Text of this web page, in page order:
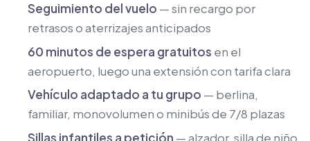
Seguimiento del vuelo — sin recargo por
retrasos o aterrizajes anticipados
60 minutos de espera gratuitos en el
aeropuerto, luego una extensión con tarifa clara
Vehículo adaptado a tu grupo — berlina,
familiar, monovolumen o minibús de 7/8 plazas
Sillas infantiles a petición — alzador, silla de niño